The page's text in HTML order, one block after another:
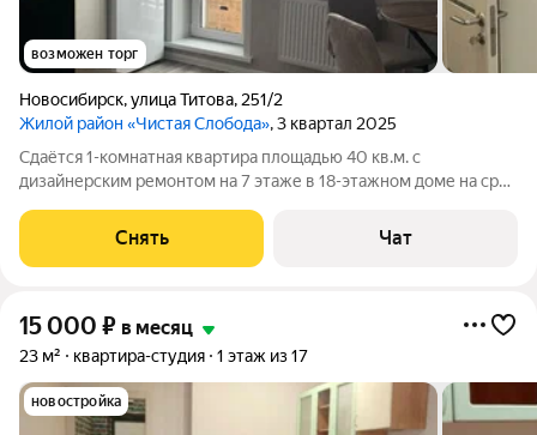
возможен торг
Новосибирск,улица Титова, 251/2
Жилой район «Чистая Слобода», 3 квартал 2025
Сдаётся 1-комнатная квартира площадью 40 кв.м. с
дизайнерским ремонтом на 7 этаже в 18-этажном доме на срок
Стиральная машина Сушильная машина Холодильник
Посудомоечная машина
Снять Чат
15 000 ₽ в месяц
23 м² квартира-студия 1 этаж из 17
новостройка